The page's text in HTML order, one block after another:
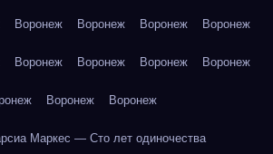
Воронеж Воронеж Воронеж Воронеж
Воронеж Воронеж Воронеж Воронеж
Воронеж Воронеж
Маркес — Сто лет одиночества